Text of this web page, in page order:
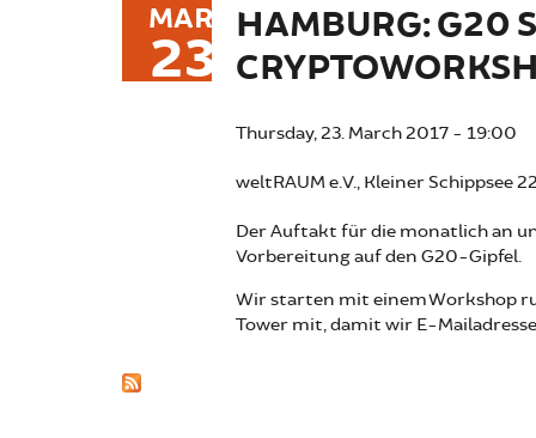
MAR
23 HAMBURG: G20
Thursday, 23. March 2017 - 19:00
weltRAUM e.V., Kleiner Schippsee 22
Der Auftakt für die monatlich an
Vorbereitung auf den G20-Gipfel.
Wir starten mit einem Workshop
Tower mit, damit wir E-